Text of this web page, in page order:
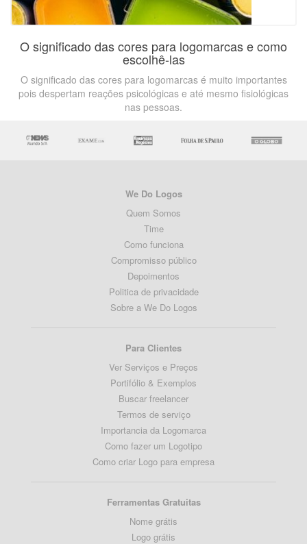
O significado das cores para logomarcas e como
escolhê-las
O significado das cores para logomarcas é muito importantes
pois despertam reações psicológicas e até mesmo fisiológicas
nas pessoas.
We Do Logos
Quem Somos
Time
Como funciona
Compromisso público
Depoimentos
Politica de privacidade
Sobre a We Do Logos
Para Clientes
Ver Serviços e Preços
Portifólio & Exemplos
Buscar freelancer
Termos de serviço
Importancia da Logomarca
Como fazer um Logotipo
Como criar Logo para empresa
Ferramentas Gratuitas
Nome grátis
Logo grátis